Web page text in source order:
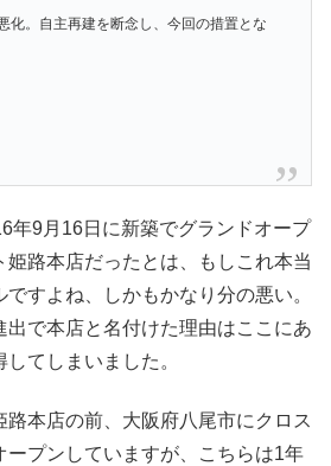
化。自主再建を断念し、今回の措置とな
年9月16日に新築でグランドオープ
姫路本店だったとは、もしこれ本当
すよね、しかもかなり分の悪い。
出で本店と名付けた理由はここにあ
てしまいました。
本店の前、大阪府八尾市にクロス
ープンしていますが、こちらは1年